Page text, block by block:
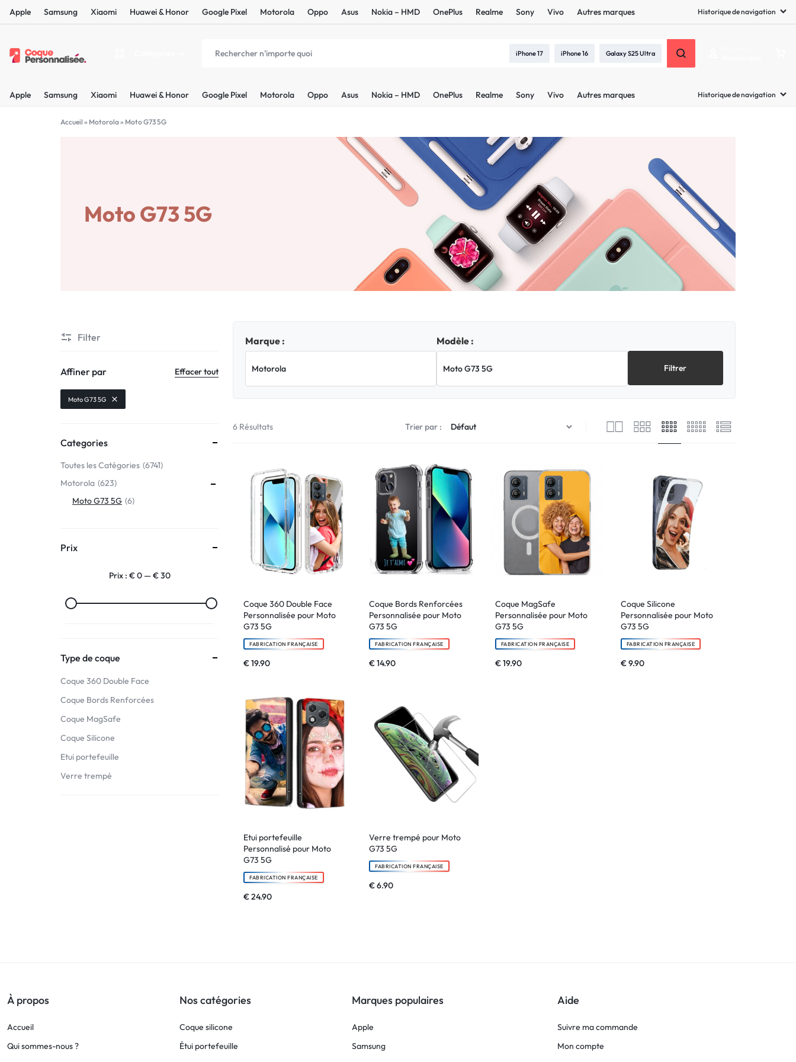
PLUS
BELLES
FRANCE
BUDGETS
Huawei & Honor
Sony
Vivo
iPhone 17 iPhone 16 Galaxy S25 Ultra
Apple Samsung Xiaomi Huawei & Honor Google Pixel Motorola Oppo Asus Nokia – HMD OnePlus Realme Sony Vivo Autres marques Historique de navigation
Apple Samsung Xiaomi Huawei & Honor Google Pixel Motorola Oppo Asus Nokia – HMD OnePlus Realme Sony Vivo Autres marques Historique de navigation
Accueil » Motorola» Moto G73 5G
Moto G73 5G
Marque : Modèle :
Filtrer
6 Résultats Trier par :
Coque 360 Double Face
Personnalisée pour Moto
G73 5G
FABRICATION FRANÇAISE
€19.90
Coque Bords Renforcées
Personnalisée pour Moto
G73 5G
FABRICATION FRANÇAISE
€14.90
Coque MagSafe
Personnalisée pour Moto
G73 5G
FABRICATION FRANÇAISE
€19.90
Coque Silicone
Personnalisée pour Moto
G73 5G
FABRICATION FRANÇAISE
€9.90
Etui portefeuille
Personnalisé pour Moto
G73 5G
FABRICATION FRANÇAISE
€24.90
Verre trempé pour Moto
G73 5G
FABRICATION FRANÇAISE
€6.90
Filter
Affiner par Effacer tout
Moto G73 5G
Categories
Toutes les Catégories 6741
Motorola 623
Moto G73 5G 6
Prix
Prix : € 0— € 30
Type de coque
Coque 360 Double Face
Coque Bords Renforcées
Coque MagSafe
Coque Silicone
Etui portefeuille
Verre trempé
À propos
Accueil
Qui sommes-nous ?
Nos catégories
Coque silicone
Étui portefeuille
Marques populaires
Apple
Samsung
Aide
Suivre ma commande
Mon compte